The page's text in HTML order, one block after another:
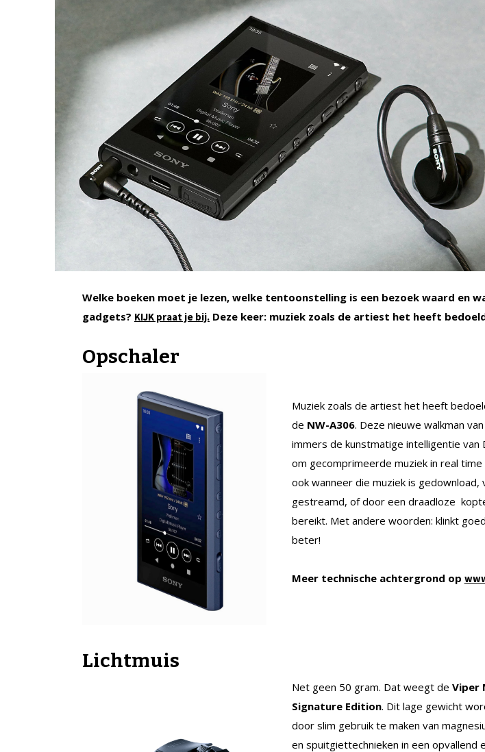
Welke boeken moet je lezen, welke tentoonstelling is een bezoek waard en
gadgets? KIJK praat je bij. Deze keer: muziek zoals de artiest het heeft
Opschaler
Muziek zoals de artiest het heeft
de NW-A306. Deze nieuwe walkman
immers de kunstmatige intelligentie van
om gecomprimeerde muziek in real time
ook wanneer die muziek is
gestreamd, of door een draadloze
bereikt. Met andere woorden: klinkt
beter!
Meer technische achtergrond op
Lichtmuis
Net geen 50 gram. Dat weegt de Viper
Signature Edition. Dit lage gewicht
door slim gebruik te maken van
en spuitgiettechnieken in een opvallend